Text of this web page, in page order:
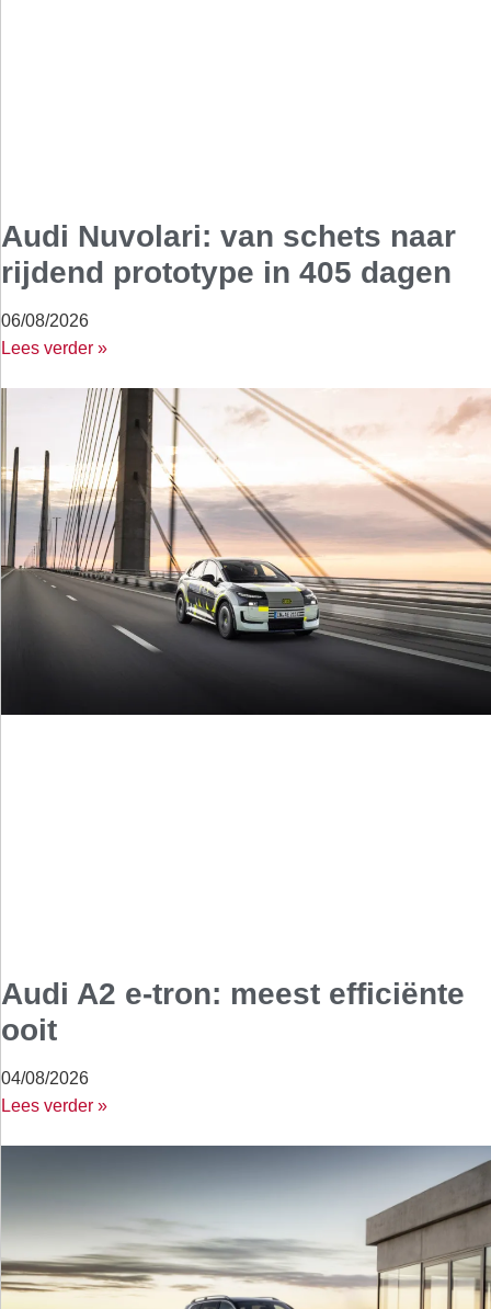
Audi Nuvolari: van schets naar
rijdend prototype in 405 dagen
06/08/2026
Lees verder »
Audi A2 e-tron: meest efficiënte
ooit
04/08/2026
Lees verder »